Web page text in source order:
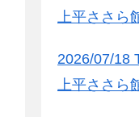
上平ささら
2026/07/18
上平ささら